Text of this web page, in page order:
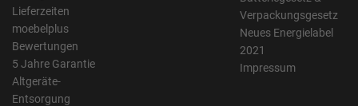
Lieferzeiten
moebelplus
Bewertungen
5 Jahre Garantie
Altgeräte-
Entsorgung
Verpackungsgesetz
Neues Energielabel
2021
Impressum